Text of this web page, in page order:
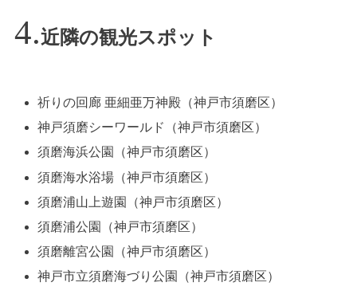
近隣の観光スポット
祈りの回廊 亜細亜万神殿（神戸市須磨区）
神戸須磨シーワールド（神戸市須磨区）
須磨海浜公園（神戸市須磨区）
須磨海水浴場（神戸市須磨区）
須磨浦山上遊園（神戸市須磨区）
須磨浦公園（神戸市須磨区）
須磨離宮公園（神戸市須磨区）
神戸市立須磨海づり公園（神戸市須磨区）